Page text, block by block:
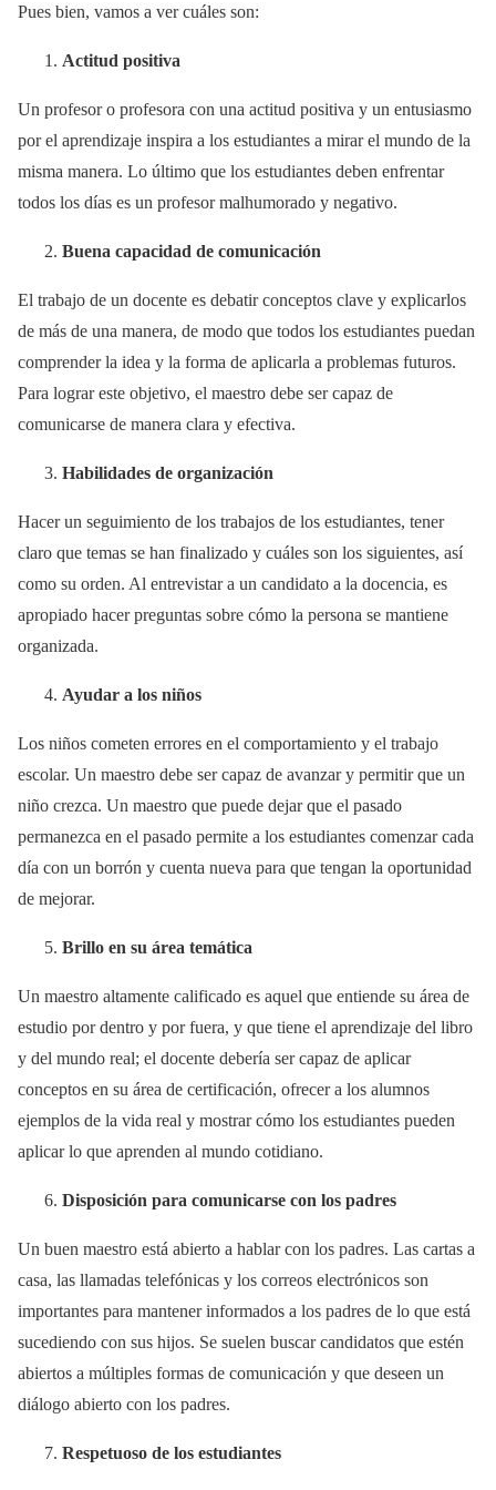
Pues bien, vamos a ver cuáles son:
Actitud positiva
Un profesor o profesora con una actitud positiva y un entusiasmo
por el aprendizaje inspira a los estudiantes a mirar el mundo de la
misma manera. Lo último que los estudiantes deben enfrentar
todos los días es un profesor malhumorado y negativo.
Buena capacidad de comunicación
El trabajo de un docente es debatir conceptos clave y explicarlos
de más de una manera, de modo que todos los estudiantes puedan
comprender la idea y la forma de aplicarla a problemas futuros.
Para lograr este objetivo, el maestro debe ser capaz de
comunicarse de manera clara y efectiva.
Habilidades de organización
Hacer un seguimiento de los trabajos de los estudiantes, tener
claro que temas se han finalizado y cuáles son los siguientes, así
como su orden. Al entrevistar a un candidato a la docencia, es
apropiado hacer preguntas sobre cómo la persona se mantiene
organizada.
Ayudar a los niños
Los niños cometen errores en el comportamiento y el trabajo
escolar. Un maestro debe ser capaz de avanzar y permitir que un
niño crezca. Un maestro que puede dejar que el pasado
permanezca en el pasado permite a los estudiantes comenzar cada
día con un borrón y cuenta nueva para que tengan la oportunidad
de mejorar.
Brillo en su área temática
Un maestro altamente calificado es aquel que entiende su área de
estudio por dentro y por fuera, y que tiene el aprendizaje del libro
y del mundo real; el docente debería ser capaz de aplicar
conceptos en su área de certificación, ofrecer a los alumnos
ejemplos de la vida real y mostrar cómo los estudiantes pueden
aplicar lo que aprenden al mundo cotidiano.
Disposición para comunicarse con los padres
Un buen maestro está abierto a hablar con los padres. Las cartas a
casa, las llamadas telefónicas y los correos electrónicos son
importantes para mantener informados a los padres de lo que está
sucediendo con sus hijos. Se suelen buscar candidatos que estén
abiertos a múltiples formas de comunicación y que deseen un
diálogo abierto con los padres.
Respetuoso de los estudiantes